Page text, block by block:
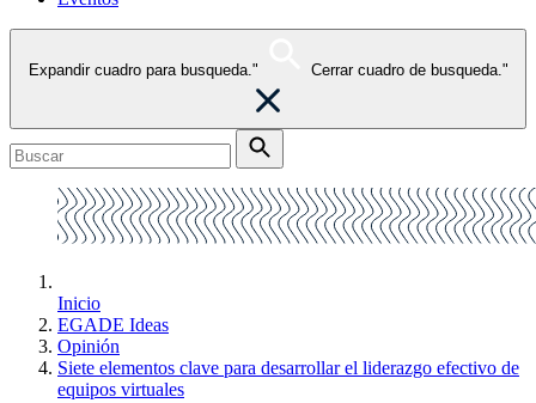
Expandir cuadro para busqueda." Cerrar cuadro de busqueda."
Inicio
EGADE Ideas
Opinión
Siete elementos clave para desarrollar el liderazgo efectivo de
equipos virtuales